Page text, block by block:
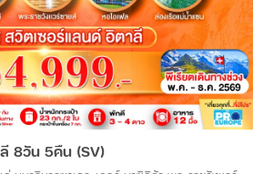
8วัน 5คืน (SV)